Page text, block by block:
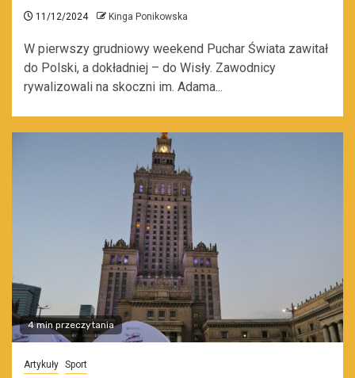
11/12/2024 Kinga Ponikowska
W pierwszy grudniowy weekend Puchar Świata zawitał
do Polski, a dokładniej – do Wisły. Zawodnicy
rywalizowali na skoczni im. Adama...
4 min przeczytania
Artykuły Sport